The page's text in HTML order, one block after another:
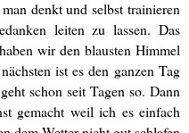
denkt und selbst trainieren
leiten zu lassen. Das
wir den blausten Himmel
ist es den ganzen Tag
schon seit Tagen so. Dann
gemacht weil ich es einfach